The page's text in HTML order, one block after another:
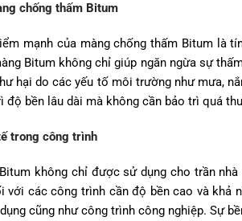
chống thấm Bitum
mạnh của màng chống thấm Bitum là
Bitum không chỉ giúp ngăn ngừa sự
hại do các yếu tố môi trường như mưa,
độ bền lâu dài mà không cần bảo trì quá
trong công trình
không chỉ được sử dụng cho trần
với các công trình cần độ bền cao và khả
cũng như công trình công nghiệp. Sự